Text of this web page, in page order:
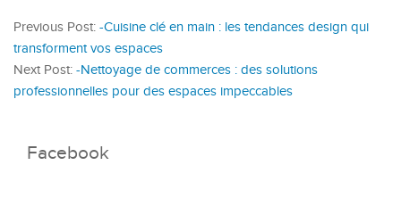
Previous Post: -Cuisine clé en main : les tendances design qui
transforment vos espaces
Next Post: -Nettoyage de commerces : des solutions
professionnelles pour des espaces impeccables
Facebook